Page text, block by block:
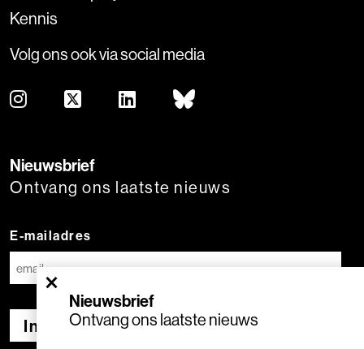
×
Nieuwsbrief
Ontvang ons laatste nieuws
Kennis
Volg ons ook via social media
Nieuwsbrief
Ontvang ons laatste nieuws
E-mailadres
Inschrijven